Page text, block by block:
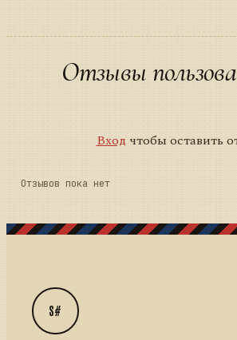
Отзывы
Вход чтобы оставить
Отзывов пока нет
S#